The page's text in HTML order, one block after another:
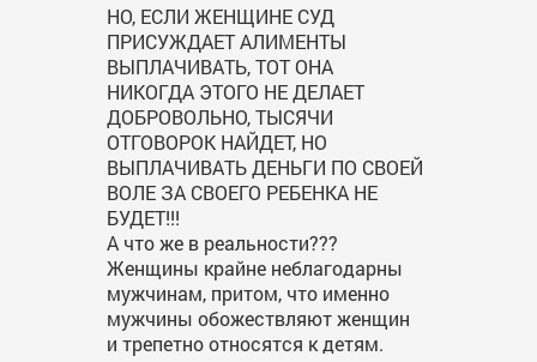
НО, ЕСЛИ ЖЕНЩИНЕ СУД
ПРИСУЖДАЕТ АЛИМЕНТЫ
ВЫПЛАЧИВАТЬ, ТОТ ОНА
НИКОГДА ЭТОГО НЕ ДЕЛАЕТ
ДОБРОВОЛЬНО, ТЫСЯЧИ
ОТГОВОРОК НАЙДЕТ, НО
ВЫПЛАЧИВАТЬ ДЕНЬГИ ПО СВОЕЙ
ВОЛЕ ЗА СВОЕГО РЕБЕНКА НЕ
БУДЕТ!!!
А что же в реальности???
Женщины крайне неблагодарны
мужчинам, притом, что именно
мужчины обожествляют женщин
и трепетно относятся к детям.